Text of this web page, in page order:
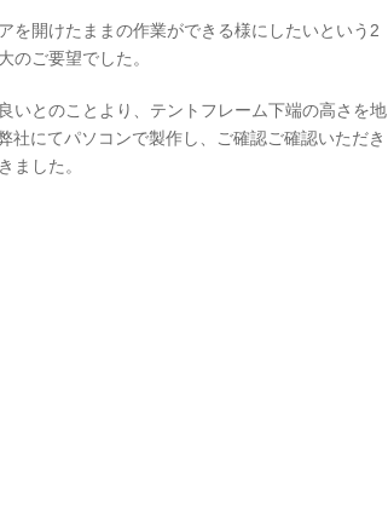
を開けたままの作業ができる様にしたいという2
のご要望でした。
いとのことより、テントフレーム下端の高さを地
にてパソコンで製作し、ご確認ご確認いただき
ました。